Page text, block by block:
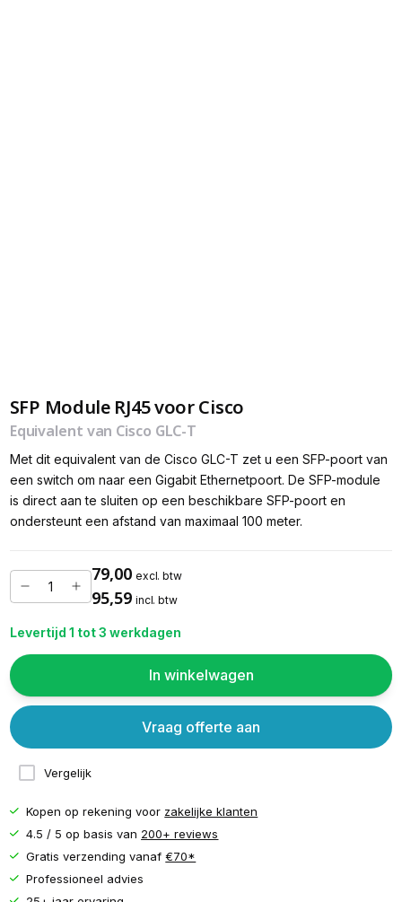
SFP Module RJ45 voor Cisco
Equivalent van Cisco GLC-T
Met dit equivalent van de Cisco GLC-T zet u een SFP-poort van
een switch om naar een Gigabit Ethernetpoort. De SFP-module
is direct aan te sluiten op een beschikbare SFP-poort en
ondersteunt een afstand van maximaal 100 meter.
79,00 excl. btw
95,59 incl. btw
Levertijd 1 tot 3 werkdagen
In winkelwagen
Vergelijk
Vraag offerte aan
Kopen op rekening voor zakelijke klanten
4.5 / 5 op basis van 200+ reviews
Gratis verzending vanaf€70*
Professioneel advies